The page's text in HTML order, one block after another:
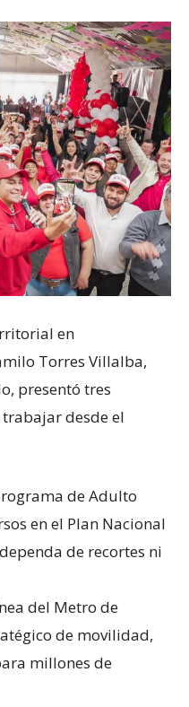
en
Torres Villalba,
presentó tres
desde el
de Adulto
en el Plan Nacional
de recortes ni
Metro de
de movilidad,
millones de